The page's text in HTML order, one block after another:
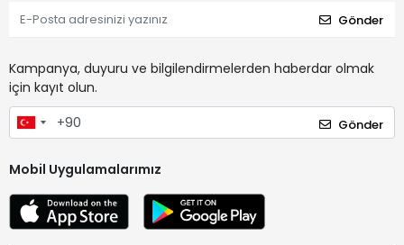
Gönder
Kampanya, duyuru ve bilgilendirmelerden haberdar olmak
için kayıt olun.
Gönder
Mobil Uygulamalarımız